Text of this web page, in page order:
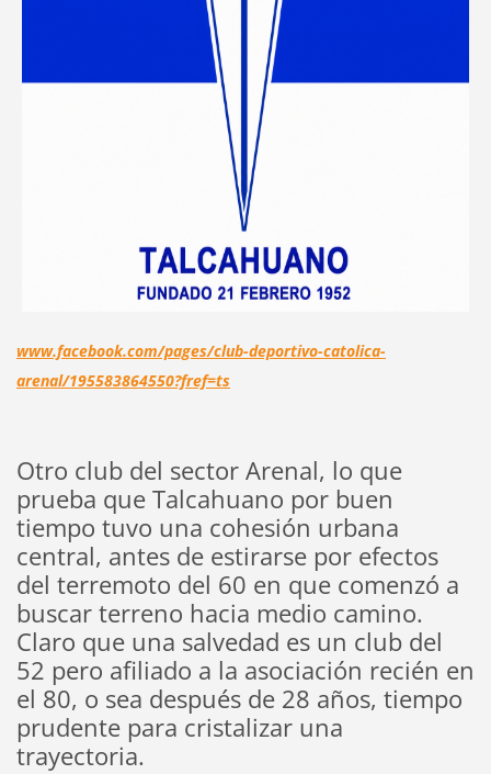
www.facebook.com/pages/club-deportivo-catolica-
arenal/195583864550?fref=ts
Otro club del sector Arenal, lo que
prueba que Talcahuano por buen
tiempo tuvo una cohesión urbana
central, antes de estirarse por efectos
del terremoto del 60 en que comenzó a
buscar terreno hacia medio camino.
Claro que una salvedad es un club del
52 pero afiliado a la asociación recién en
el 80, o sea después de 28 años, tiempo
prudente para cristalizar una
trayectoria.